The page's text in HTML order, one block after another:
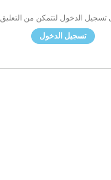
تسجيل الدخول لتتمكن من التعليق
تسجيل الدخول